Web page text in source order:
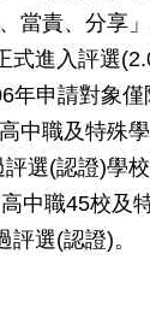
當責、分享
式進入評選
年申請對象
中職及特殊學
選(認證)學
中職45校及
選(認證)。